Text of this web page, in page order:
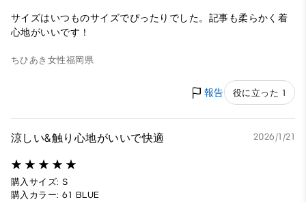
サイズはいつものサイズでぴったりでした。記事も柔らかく着
心地がいいです！
ちひあき 女性福岡県
報告 役に立った 1
涼しい&触り心地がいいで快適 2026/1/21
購入サイズ: S
購入カラー: 61 BLUE